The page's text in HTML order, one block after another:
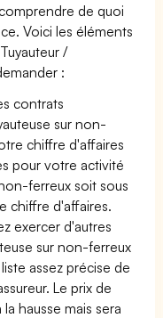
de quoi
Voici les éléments
/
:
contrats
sur non-
chiffre d'affaires
pour votre activité
ferreux soit sous
chiffre d'affaires.
exercer d'autres
sur non-ferreux
assez précise de
Le prix de
hausse mais sera